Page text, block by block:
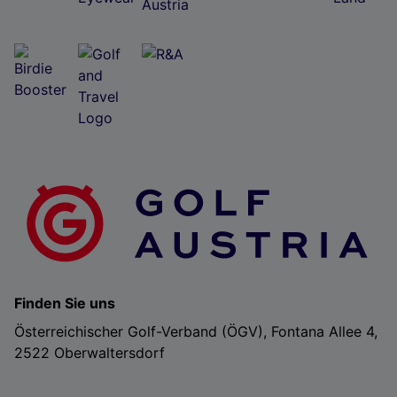
Finden Sie uns
Österreichischer Golf-Verband (ÖGV), Fontana Allee 4,
2522 Oberwaltersdorf
aktiv abfragen. Speichern von oder Zugriff auf Informationen auf einem
Endgerät. Personalisierte Werbung und Inhalte, Messung von Werbeleistung
und der Performance von Inhalten, Zielgruppenforschung sowie Entwicklung
und Verbesserung von Angeboten.
Liste der Partner (Lieferanten)